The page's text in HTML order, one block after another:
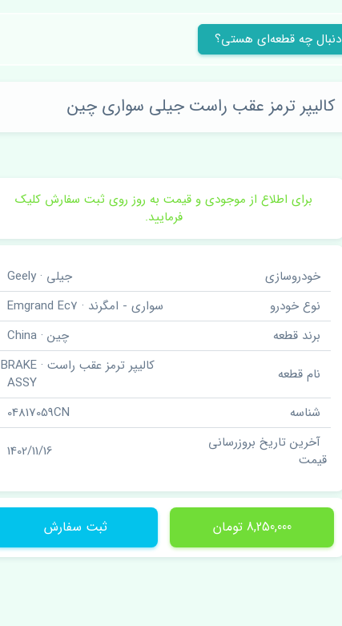
دنبال چه قطعه‌ای هستی؟
کالیپر ترمز عقب راست جیلی سواری چین
برای اطلاع از موجودی و قیمت به روز روی ثبت سفارش کلیک
فرمایید.
خودروسازی
جیلی · Geely
نوع خودرو
سواری - امگرند · Emgrand Ec7
برند قطعه
چین · China
نام قطعه
کالیپر ترمز عقب راست · BRAKE
ASSY
شناسه
04817059CN
آخرین تاریخ بروزرسانی
قیمت
1402/11/16
8,250,000 تومان ثبت سفارش